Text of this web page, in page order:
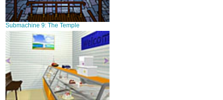
Submachine 9: The Temple